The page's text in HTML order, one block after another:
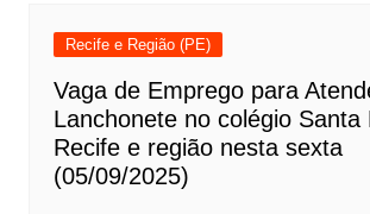
Recife e Região (PE)
Vaga de Emprego para
Lanchonete no colégio Santa
Recife e região nesta sexta
(05/09/2025)